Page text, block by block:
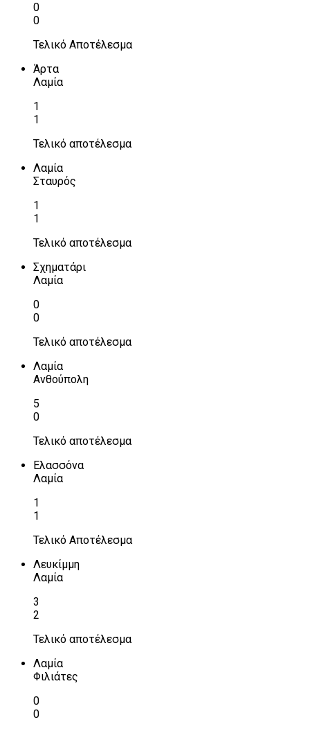
0
0
Τελικό Αποτέλεσμα
Άρτα
Λαμία
1
1
Τελικό αποτέλεσμα
Λαμία
Σταυρός
1
1
Τελικό αποτέλεσμα
Σχηματάρι
Λαμία
0
0
Τελικό αποτέλεσμα
Λαμία
Ανθούπολη
5
0
Τελικό αποτέλεσμα
Ελασσόνα
Λαμία
1
1
Τελικό Αποτέλεσμα
Λευκίμμη
Λαμία
3
2
Τελικό αποτέλεσμα
Λαμία
Φιλιάτες
0
0